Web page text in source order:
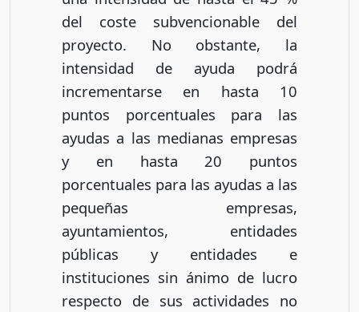
del coste subvencionable del
proyecto. No obstante, la
intensidad de ayuda podrá
incrementarse en hasta 10
puntos porcentuales para las
ayudas a las medianas empresas
y en hasta 20 puntos
porcentuales para las ayudas a las
pequeñas empresas,
ayuntamientos, entidades
públicas y entidades e
instituciones sin ánimo de lucro
respecto de sus actividades no